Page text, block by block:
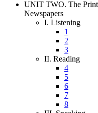
UNIT TWO. The
Newspapers
I. Listening
1
2
3
II. Reading
4
5
6
7
8